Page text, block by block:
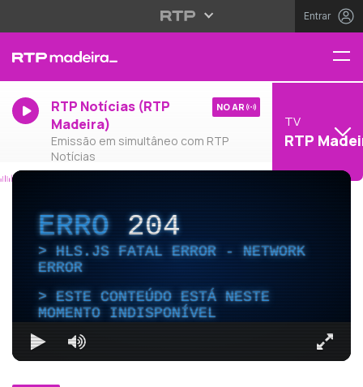
Entrar
RTP Notícias (RTP
Madeira)
Emissão em simultâneo com RTP
Notícias
NO AR
TV
RTP
ERRO204
HLS.JS FATAL ERROR - NETWORK
ERROR
ESTE CONTEÚDO ESTÁ NESTE
MOMENTO INDISPONÍVEL